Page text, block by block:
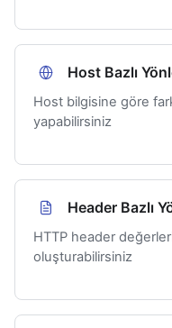
Host Bazlı
Host bilgisine göre
yapabilirsiniz
Header Bazlı
HTTP header
oluşturabilirsiniz